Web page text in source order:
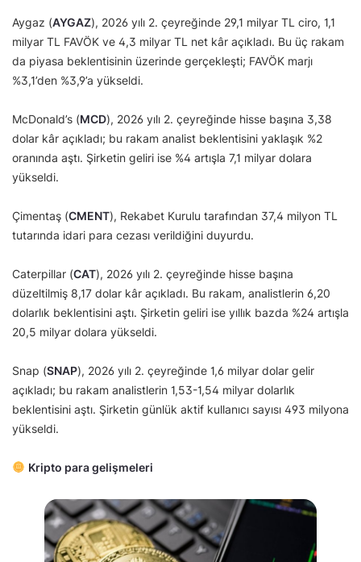
Aygaz (AYGAZ), 2026 yılı 2. çeyreğinde 29,1 milyar TL ciro, 1,1
milyar TL FAVÖK ve 4,3 milyar TL net kâr açıkladı. Bu üç rakam
da piyasa beklentisinin üzerinde gerçekleşti; FAVÖK marjı
%3,1’den %3,9’a yükseldi.
McDonald’s (MCD), 2026 yılı 2. çeyreğinde hisse başına 3,38
dolar kâr açıkladı; bu rakam analist beklentisini yaklaşık %2
oranında aştı. Şirketin geliri ise %4 artışla 7,1 milyar dolara
yükseldi.
Çimentaş (CMENT), Rekabet Kurulu tarafından 37,4 milyon TL
tutarında idari para cezası verildiğini duyurdu.
Caterpillar (CAT), 2026 yılı 2. çeyreğinde hisse başına
düzeltilmiş 8,17 dolar kâr açıkladı. Bu rakam, analistlerin 6,20
dolarlık beklentisini aştı. Şirketin geliri ise yıllık bazda %24 artışla
20,5 milyar dolara yükseldi.
Snap (SNAP), 2026 yılı 2. çeyreğinde 1,6 milyar dolar gelir
açıkladı; bu rakam analistlerin 1,53-1,54 milyar dolarlık
beklentisini aştı. Şirketin günlük aktif kullanıcı sayısı 493 milyona
yükseldi.
Kripto para gelişmeleri